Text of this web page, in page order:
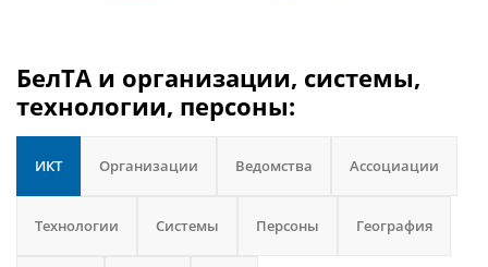
БелТА и организации, системы,
технологии, персоны:
ИКТ Организации Ведомства Ассоциации
Технологии Системы Персоны География